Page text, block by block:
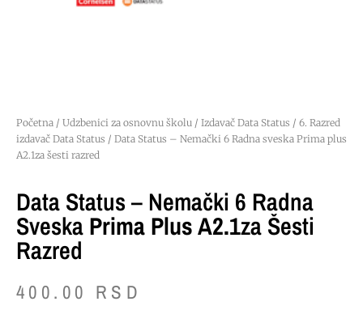
Početna / Udzbenici za osnovnu školu / Izdavač Data Status / 6. Razred
izdavač Data Status / Data Status – Nemački 6 Radna sveska Prima plus
A2.1za šesti razred
Data Status – Nemački 6 Radna
Sveska Prima Plus A2.1Za Šesti
Razred
400.00 RSD